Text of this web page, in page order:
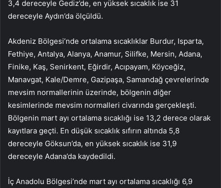
3,4 dereceyle Gediz’de, en yüksek sıcaklık ise 31
dereceyle Aydın’da ölçüldü.
Akdeniz Bölgesi’nde ortalama sıcaklıklar Burdur, Isparta,
Fethiye, Antalya, Alanya, Anamur, Silifke, Mersin, Adana,
Finike, Kaş, Senirkent, Eğirdir, Acıpayam, Köyceğiz,
Manavgat, Kale/Demre, Gazipaşa, Samandağ çevrelerinde
mevsim normallerinin üzerinde, bölgenin diğer
kesimlerinde mevsim normalleri civarında gerçekleşti.
Bölgenin mart ayı ortalama sıcaklığı ise 13,2 derece olarak
kayıtlara geçti. En düşük sıcaklık sıfırın altında 5,8
dereceyle Göksun’da, en yüksek sıcaklık ise 31,9
dereceyle Adana’da kaydedildi.
İç Anadolu Bölgesi’nde mart ayı ortalama sıcaklığı 6,9